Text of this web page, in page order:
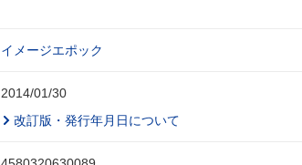
イメージエポック
2014/01/30
改訂版・発行年月日について